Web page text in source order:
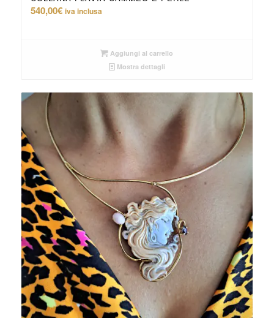
540,00€ iva inclusa
Aggiungi al carrello
Mostra dettagli